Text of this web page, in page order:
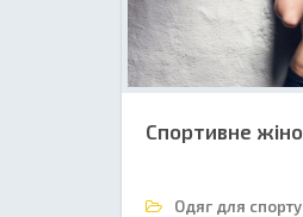
Спортивне
Одяг для спорту